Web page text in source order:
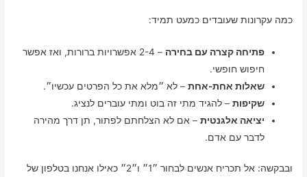
כמה עקרונות שעובדים כמעט תמיד:
פתיחה קצרה עם בחירה
– 2-4 אפשרויות ברורות, ואז אפשר
חיפוש חופשי.
שאלות אחת-אחת – לא ״מלא את כל הפרטים עכשיו״.
שקיפות – להגיד מתי זה בוט ומתי עוברים לנציג.
יציאה אלגנטית – אם לא הצלחתם לפתור, תן דרך מהירה
לדבר עם אדם.
ובבקשה: אל תכריח אנשים לבחור ״1״ ו״2״ כאילו אנחנו בטלפון של